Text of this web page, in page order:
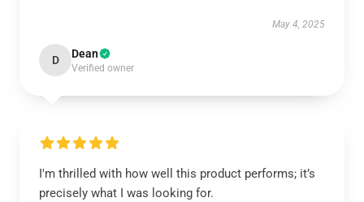
May 4, 2025
D Dean
Verified owner
I'm thrilled with how well this product performs; it’s
precisely what I was looking for.